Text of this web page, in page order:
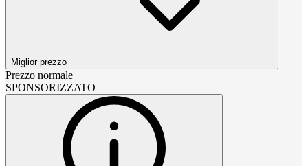
Miglior prezzo
Prezzo normale
SPONSORIZZATO